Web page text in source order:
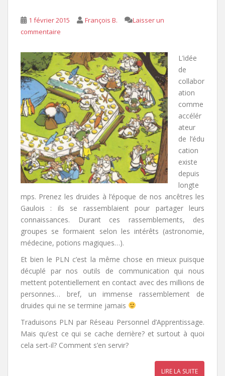
1 février 2015 François B.
Laisser un
commentaire
L’idée
de
collabor
ation
comme
accélér
ateur
de l’édu
cation
existe
depuis
longte
mps. Prenez les druides à l’époque de nos ancêtres les
Gaulois : ils se rassemblaient pour partager leurs
connaissances. Durant ces rassemblements, des
groupes se formaient selon les intérêts (astronomie,
médecine, potions magiques…).
Et bien le PLN c’est la même chose en mieux puisque
décuplé par nos outils de communication qui nous
mettent potentiellement en contact avec des millions de
personnes… bref, un immense rassemblement de
druides qui ne se termine jamais
Traduisons PLN par Réseau Personnel d’Apprentissage.
Mais qu’est ce qui se cache derrière? et surtout à quoi
cela sert-il? Comment s’en servir?
LIRE LA SUITE